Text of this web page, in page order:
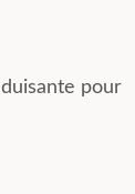
pour